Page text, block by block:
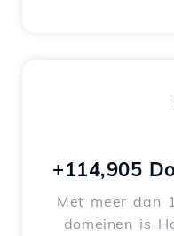
+114,905
Met meer dan
domeinen is